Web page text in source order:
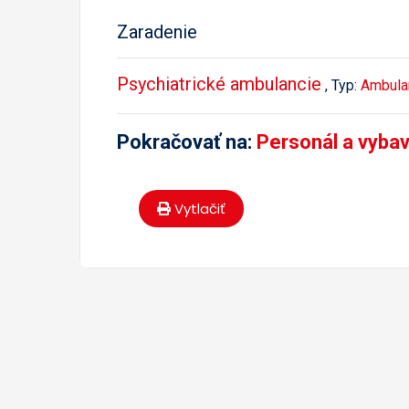
Zaradenie
Psychiatrické ambulancie , Typ:
Pokračovať na: Personál a
Vytlačiť